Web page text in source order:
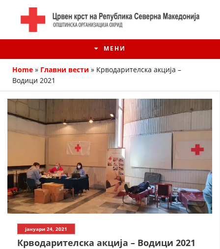
МЕНИ
ИСТОРИЈАТ НА ЦКРМ
ИСТОРИЈАТ НА ДВИЖЕЊЕТО
СТРУКТУРА НА ОРГАНИЗАЦИЈАТА
КОНТАКТ ИНФОРМАЦИИ
Home » Главни вести » Крводарителска акција –
Водици 2021
јануари 24, 2021
Крводарителска акција – Водици 2021